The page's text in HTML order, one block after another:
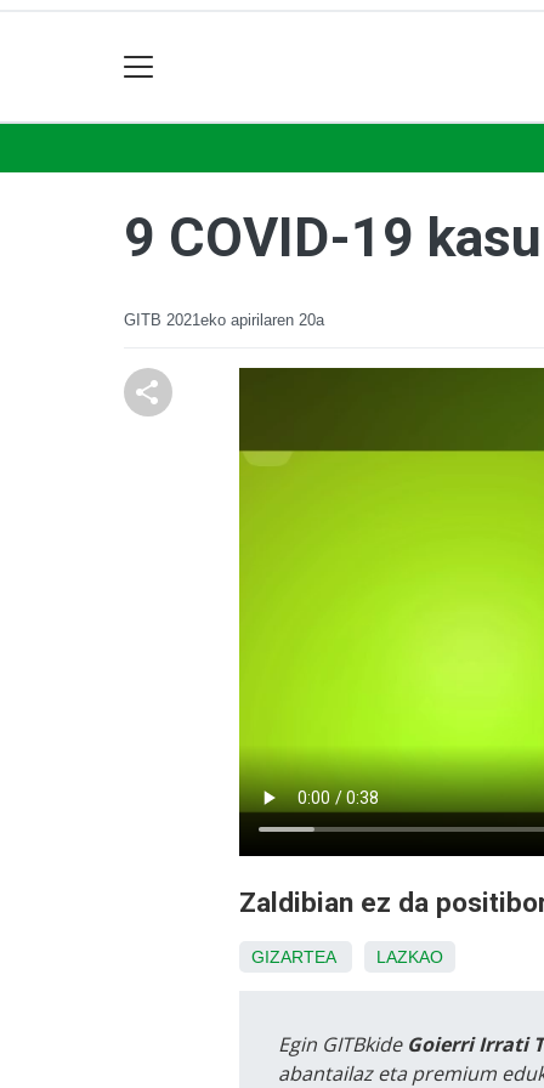
9 COVID-19
GITB 2021eko apirilaren 20a
Zaldibian ez da
GIZARTEA LAZKAO
Egin GITBkide Goierri Irrati
abantailaz eta premium